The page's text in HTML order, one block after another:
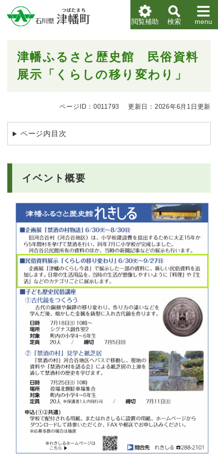
メニューを飛ばして本文へ
閲覧補助
検索 menu
津幡ふるさと歴史館 民俗資料
展示「くらしの移り変わり」
ページID：0011793 更新日：2026年6月1日更新
ページ内目次
イベント概要